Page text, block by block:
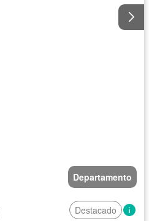
Departamento
Destacado